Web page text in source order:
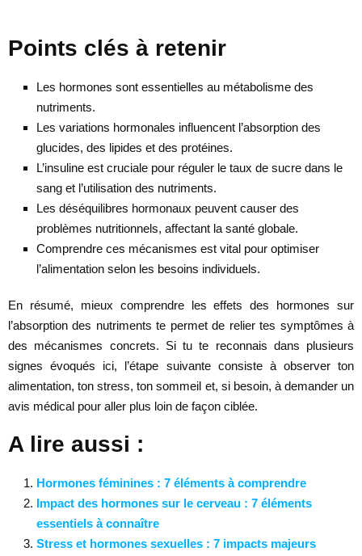
Points clés à retenir
Les hormones sont essentielles au métabolisme des
nutriments.
Les variations hormonales influencent l’absorption des
glucides, des lipides et des protéines.
L’insuline est cruciale pour réguler le taux de sucre dans le
sang et l’utilisation des nutriments.
Les déséquilibres hormonaux peuvent causer des
problèmes nutritionnels, affectant la santé globale.
Comprendre ces mécanismes est vital pour optimiser
l’alimentation selon les besoins individuels.
En résumé, mieux comprendre les effets des hormones sur
l’absorption des nutriments te permet de relier tes symptômes à
des mécanismes concrets. Si tu te reconnais dans plusieurs
signes évoqués ici, l’étape suivante consiste à observer ton
alimentation, ton stress, ton sommeil et, si besoin, à demander un
avis médical pour aller plus loin de façon ciblée.
A lire aussi :
Hormones féminines : 7 éléments à comprendre
Impact des hormones sur le cerveau : 7 éléments
essentiels à connaître
Stress et hormones sexuelles : 7 impacts majeurs